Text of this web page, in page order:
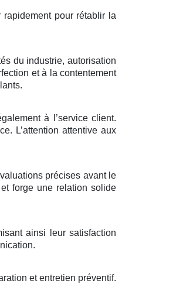
pour rétablir la
du industrie, autorisation
et à la contentement
à l’service client.
L’attention attentive aux
précises avant le
forge une relation solide
ainsi leur satisfaction
et entretien préventif.